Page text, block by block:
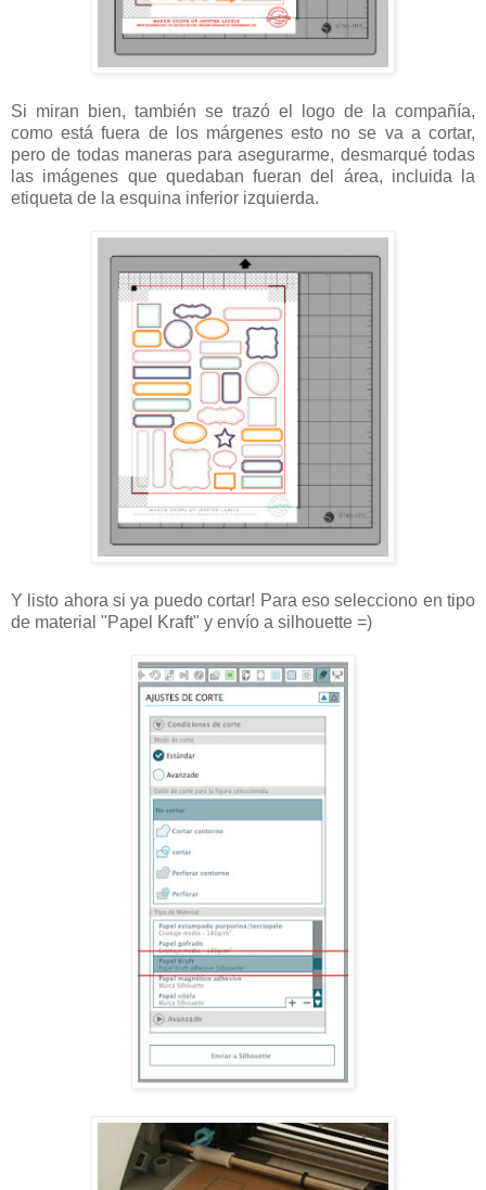
Si miran bien, también se trazó el logo de la compañía,
como está fuera de los márgenes esto no se va a cortar,
pero de todas maneras para asegurarme, desmarqué todas
las imágenes que quedaban fueran del área, incluida la
etiqueta de la esquina inferior izquierda.
Y listo ahora si ya puedo cortar! Para eso selecciono en tipo
de material "Papel Kraft" y envío a silhouette =)